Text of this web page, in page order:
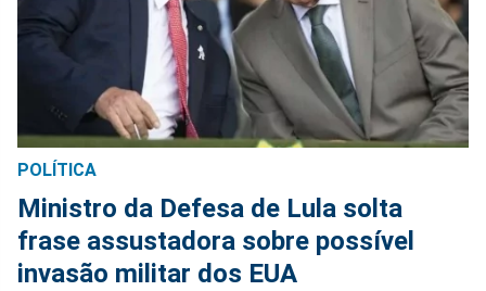
POLÍTICA
Ministro da Defesa de Lula solta
frase assustadora sobre possível
invasão militar dos EUA